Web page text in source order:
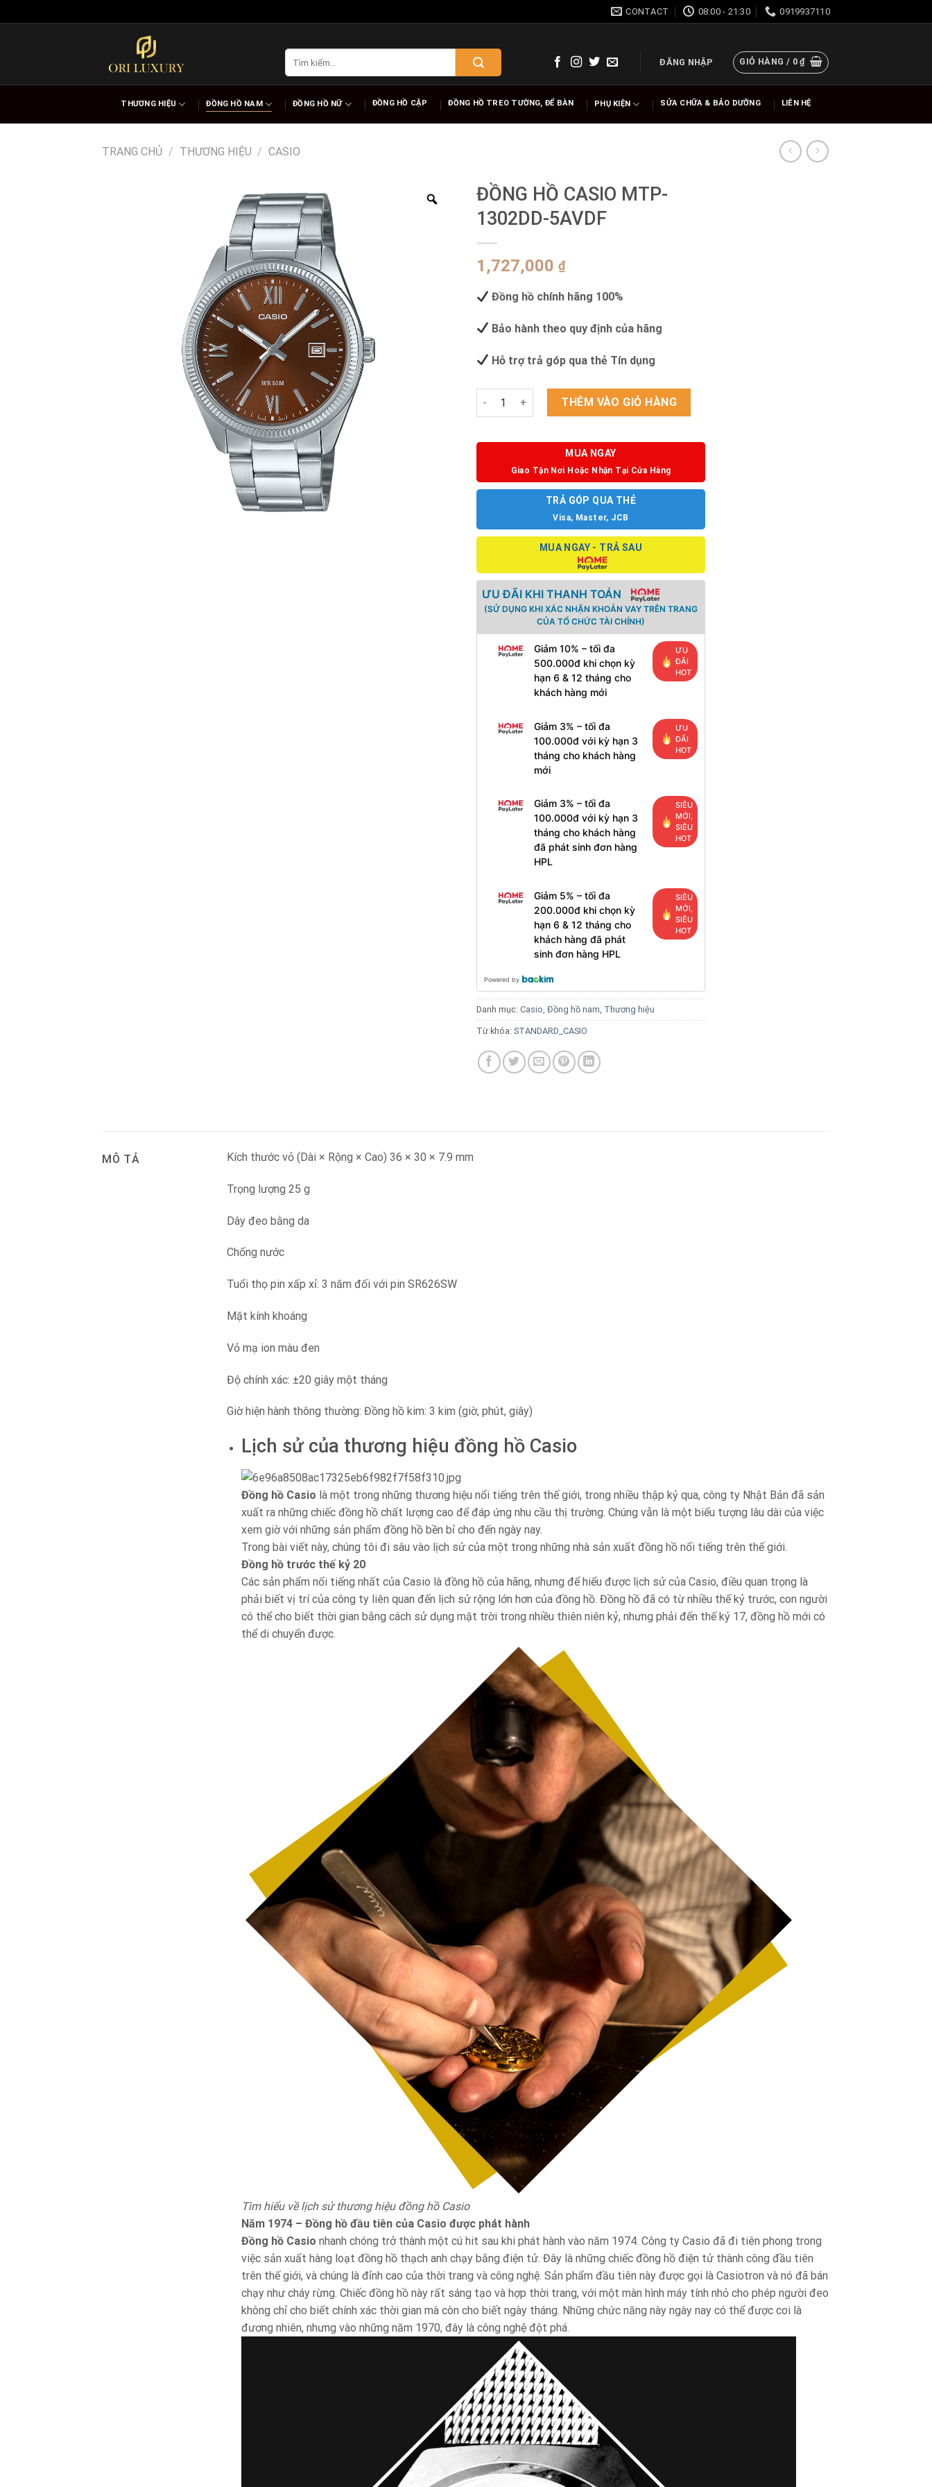
to
CONTACT 08:00 - 21:30 0919937110
ĐĂNG NHẬP GIỎ HÀNG / 0₫
THƯƠNG HIỆU ĐỒNG HỒ NAM ĐỒNG HỒ NỮ ĐỒNG HỒ CẶP ĐỒNG HỒ TREO TƯỜNG, ĐỂ BÀN PHỤ KIỆN SỬA CHỮA & BẢO DƯỠNG LIÊN HỆ
TRANG CHỦ / THƯƠNG HIỆU / CASIO
ĐỒNG HỒ CASIO MTP-
1302DD-5AVDF
1,727,000 ₫
Đồng hồ chính hãng 100%
Bảo hành theo quy định của hãng
Hỗ trợ trả góp qua thẻ Tín dụng
ĐỒNG HỒ CASIO MTP-1302DD-5AVDF số lượng
THÊM VÀO GIỎ HÀNG
MUA NGAY
Giao Tận Nơi Hoặc Nhận Tại Cửa Hàng
TRẢ GÓP QUA THẺ
Visa, Master, JCB
MUA NGAY - TRẢ SAU
ƯU ĐÃI KHI THANH TOÁN
(SỬ DỤNG KHI XÁC NHẬN KHOẢN VAY TRÊN TRANG
CỦA TỔ CHỨC TÀI CHÍNH)
Giảm 10% – tối đa
500.000đ khi chọn kỳ
hạn 6 & 12 tháng cho
khách hàng mới
ƯU
ĐÃI
HOT
Giảm 3% – tối đa
100.000đ với kỳ hạn 3
tháng cho khách hàng
mới
ƯU
ĐÃI
HOT
Giảm 3% – tối đa
100.000đ với kỳ hạn 3
tháng cho khách hàng
đã phát sinh đơn hàng
HPL
SIÊU
MỚI,
SIÊU
HOT
Giảm 5% – tối đa
200.000đ khi chọn kỳ
hạn 6 & 12 tháng cho
khách hàng đã phát
sinh đơn hàng HPL
SIÊU
MỚI,
SIÊU
HOT
Powered by
Danh mục: Casio, Đồng hồ nam, Thương hiệu
Từ khóa: STANDARD_CASIO
MÔ TẢ Kích thước vỏ (Dài × Rộng × Cao) 36 × 30 × 7.9 mm
Trọng lượng 25 g
Dây đeo bằng da
Chống nước
Tuổi thọ pin xấp xỉ: 3 năm đối với pin SR626SW
Mặt kính khoáng
Vỏ mạ ion màu đen
Độ chính xác: ±20 giây một tháng
Giờ hiện hành thông thường: Đồng hồ kim: 3 kim (giờ, phút, giây)
Lịch sử của thương hiệu đồng hồ Casio
Đồng hồ Casio là một trong những thương hiệu nổi tiếng trên thế giới, trong nhiều thập kỷ qua, công ty Nhật Bản đã sản
xuất ra những chiếc đồng hồ chất lượng cao để đáp ứng nhu cầu thị trường. Chúng vẫn là một biểu tượng lâu dài của việc
xem giờ với những sản phẩm đồng hồ bền bỉ cho đến ngày nay.
Trong bài viết này, chúng tôi đi sâu vào lịch sử của một trong những nhà sản xuất đồng hồ nổi tiếng trên thế giới.
Đồng hồ trước thế kỷ 20
Các sản phẩm nổi tiếng nhất của Casio là đồng hồ của hãng, nhưng để hiểu được lịch sử của Casio, điều quan trọng là
phải biết vị trí của công ty liên quan đến lịch sử rộng lớn hơn của đồng hồ. Đồng hồ đã có từ nhiều thế kỷ trước, con người
có thể cho biết thời gian bằng cách sử dụng mặt trời trong nhiều thiên niên kỷ, nhưng phải đến thế kỷ 17, đồng hồ mới có
thể di chuyển được.
Tìm hiểu về lịch sử thương hiệu đồng hồ Casio
Năm 1974 – Đồng hồ đầu tiên của Casio được phát hành
Đồng hồ Casio nhanh chóng trở thành một cú hit sau khi phát hành vào năm 1974. Công ty Casio đã đi tiên phong trong
việc sản xuất hàng loạt đồng hồ thạch anh chạy bằng điện tử. Đây là những chiếc đồng hồ điện tử thành công đầu tiên
trên thế giới, và chúng là đỉnh cao của thời trang và công nghệ. Sản phẩm đầu tiên này được gọi là Casiotron và nó đã bán
chạy như cháy rừng. Chiếc đồng hồ này rất sáng tạo và hợp thời trang, với một màn hình máy tính nhỏ cho phép người đeo
không chỉ cho biết chính xác thời gian mà còn cho biết ngày tháng. Những chức năng này ngày nay có thể được coi là
đương nhiên, nhưng vào những năm 1970, đây là công nghệ đột phá.